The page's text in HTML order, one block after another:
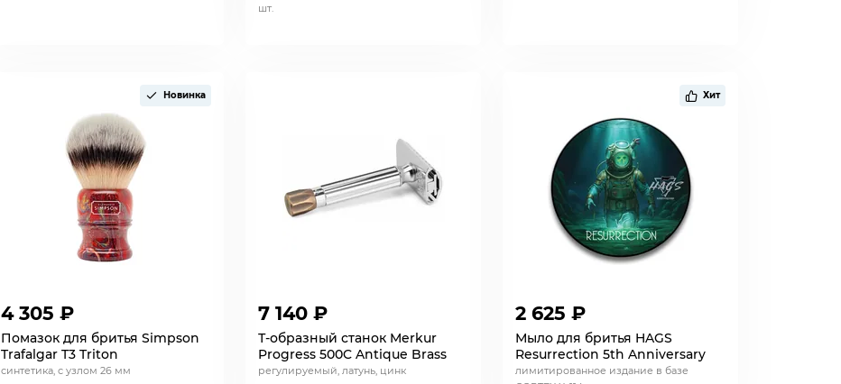
шт.
Новинка
4 305 ₽
Помазок для бритья Simpson
Trafalgar T3 Triton
синтетика, с узлом 26 мм
7 140 ₽
Т-образный станок Merkur
Progress 500C Antique Brass
регулируемый, латунь, цинк
Хит
2 625 ₽
Мыло для бритья HAGS
Resurrection 5th Anniversary
лимитированное издание в базе